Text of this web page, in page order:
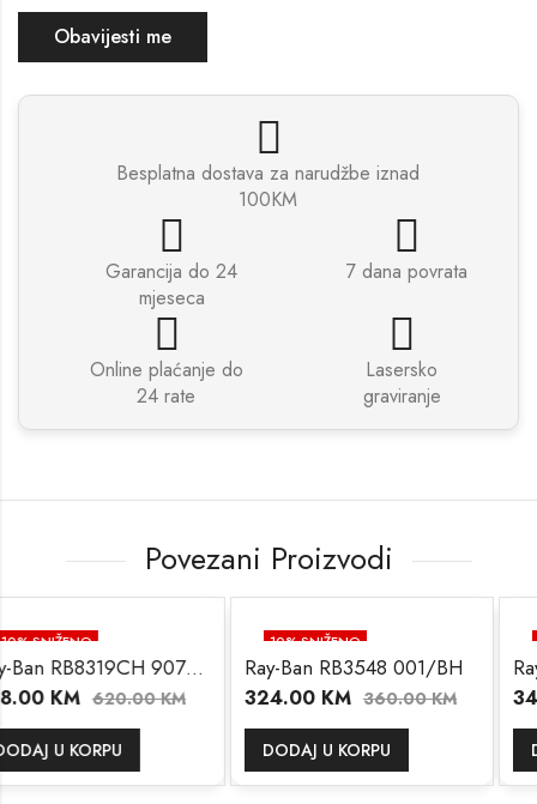
Obavijesti me
Besplatna dostava za narudžbe iznad
100KM
Garancija do 24
mjeseca
7 dana povrata
Online plaćanje do
24 rate
Lasersko
graviranje
Povezani Proizvodi
Ray-Ban RB8319CH 9075/J0
KM
Ray-Ban RB3548 001/BH
324.00 KM 360.00KM
DODAJ U KORPU
346.50
DODAJ U